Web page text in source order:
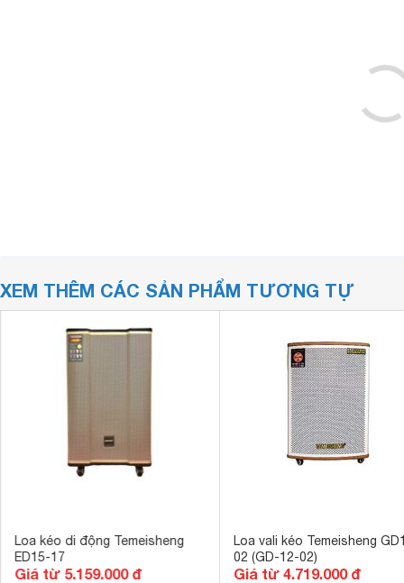
XEM THÊM CÁC SẢN PHẨM TƯƠNG TỰ
Loa kéo di động Temeisheng
ED15-17
Giá từ 5.159.000 đ
Loa vali kéo Temeisheng
02 (GD-12-02)
Giá từ 4.719.000 đ